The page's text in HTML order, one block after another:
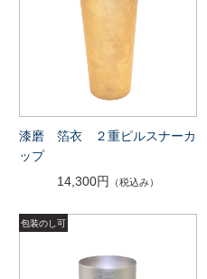
漆磨 箔衣 ２重ピルスナーカ
ップ
14,300円
（税込み）